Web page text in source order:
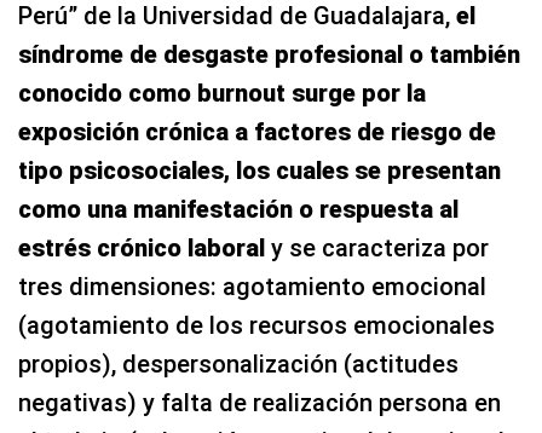
Perú” de la Universidad de Guadalajara, el
síndrome de desgaste profesional o también
conocido como burnout surge por la
exposición crónica a factores de riesgo de
tipo psicosociales, los cuales se presentan
como una manifestación o respuesta al
estrés crónico laboral y se caracteriza por
tres dimensiones: agotamiento emocional
(agotamiento de los recursos emocionales
propios), despersonalización (actitudes
negativas) y falta de realización persona en